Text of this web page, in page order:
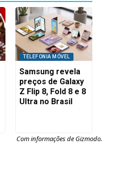
TELEFONIA MÓVEL
Samsung revela
preços de Galaxy
Z Flip 8, Fold 8 e 8
Ultra no Brasil
Com informações de Gizmodo.